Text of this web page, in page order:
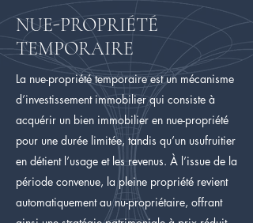
NUE-PROPRIÉTÉ
TEMPORAIRE
La nue-propriété temporaire est un mécanisme
d’investissement immobilier qui consiste à
acquérir un bien immobilier en nue-propriété
pour une durée limitée, tandis qu’un usufruitier
en détient l’usage et les revenus. À l’issue de la
période convenue, la pleine propriété revient
automatiquement au nu-propriétaire, offrant